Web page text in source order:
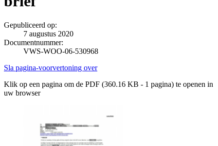
Gepubliceerd op:
7 augustus 2020
Documentnummer:
VWS-WOO-06-530968
Sla pagina-voorvertoning over
Klik op een pagina om de PDF (360.16 KB - 1 pagina) te openen in
uw browser